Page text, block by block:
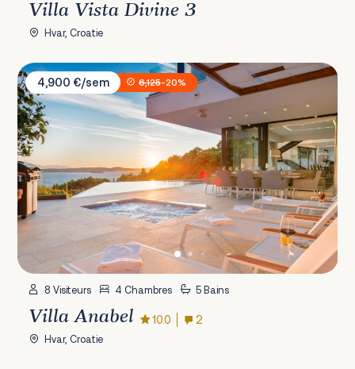
Villa Vista Divine 3
Hvar, Croatie
Villa Anabel
4,900 €/sem
6,125-20%
8 Visiteurs 4 Chambres 5 Bains
Villa Anabel 10.0 2
Hvar, Croatie